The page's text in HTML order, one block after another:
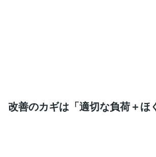
改善のカギは「適切な負荷＋ほ